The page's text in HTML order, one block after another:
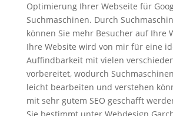
Optimierung Ihrer Webseite für
Suchmaschinen. Durch
können Sie mehr Besucher auf Ihre
Ihre Website wird von mir für eine
Auffindbarkeit mit vielen
vorbereitet, wodurch
leicht bearbeiten und verstehen
mit sehr gutem SEO geschafft